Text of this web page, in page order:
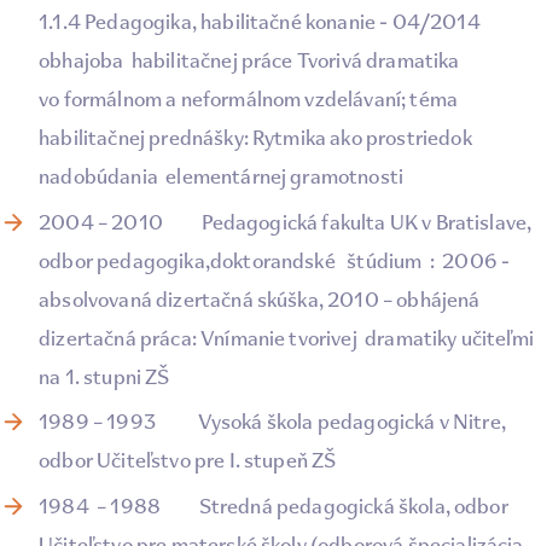
1.1.4 Pedagogika, habilitačné konanie - 04/2014
obhajoba habilitačnej práce Tvorivá dramatika
vo formálnom a neformálnom vzdelávaní; téma
habilitačnej prednášky: Rytmika ako prostriedok
nadobúdania elementárnej gramotnosti
2004 – 2010 Pedagogická fakulta UK v Bratislave,
odbor pedagogika,doktorandské štúdium : 2006 -
absolvovaná dizertačná skúška, 2010 – obhájená
dizertačná práca: Vnímanie tvorivej dramatiky učiteľmi
na 1. stupni ZŠ
1989 – 1993 Vysoká škola pedagogická v Nitre,
odbor Učiteľstvo pre I. stupeň ZŠ
1984 – 1988 Stredná pedagogická škola, odbor